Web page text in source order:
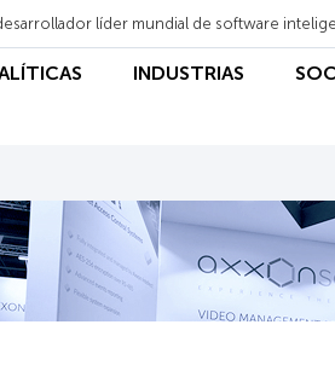
líder mundial de software
INDUSTRIAS